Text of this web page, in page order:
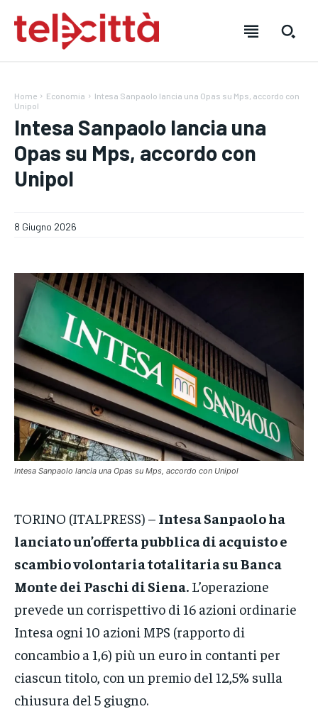
DIRETTE RADIO
NOTIZIE
CRONACA
VENETO
POLITICA
ECONOMIA
GRUPPO
CONTATTI
DIRETTE RADIO
NOTIZIE
CRONACA
VENETO
POLITICA
ECONOMIA
GRUPPO
CONTATTI
DIRETTE RADIO
NOTIZIE
CRONACA
VENETO
POLITICA
ECONOMIA
GRUPPO
CONTATTI
Home Economia
Intesa Sanpaolo lancia una Opas su Mps, accordo con
Unipol
Intesa Sanpaolo lancia una
Opas su Mps, accordo con
Unipol
8 Giugno 2026
Intesa Sanpaolo lancia una Opas su Mps, accordo con Unipol
TORINO (ITALPRESS) – Intesa Sanpaolo ha
lanciato un’offerta pubblica di acquisto e
scambio volontaria totalitaria su Banca
Monte dei Paschi di Siena. L’operazione
prevede un corrispettivo di 16 azioni ordinarie
Intesa ogni 10 azioni MPS (rapporto di
concambio a 1,6) più un euro in contanti per
ciascun titolo, con un premio del 12,5% sulla
chiusura del 5 giugno.